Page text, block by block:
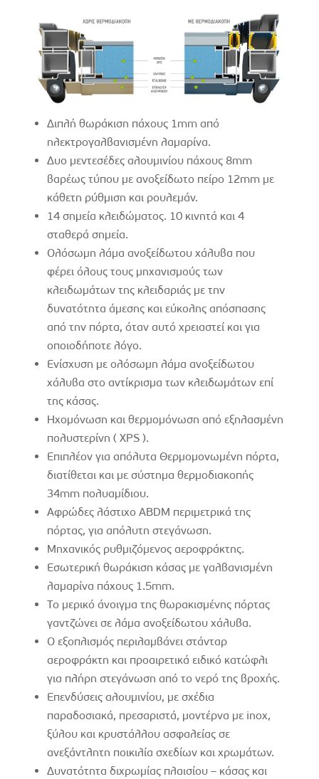
Διπλή θωράκιση πάχους 1mm από
ηλεκτρογαλβανισμένη λαμαρίνα.
Δυο μεντεσέδες αλουμινίου πάχους 8mm
βαρέως τύπου με ανοξείδωτο πείρο 12mm με
κάθετη ρύθμιση και ρουλεμάν.
14 σημεία κλειδώματος. 10 κινητά και 4
σταθερά σημεία.
Ολόσωμη λάμα ανοξείδωτου χάλυβα που
φέρει όλους τους μηχανισμούς των
κλειδωμάτων της κλειδαριάς με την
δυνατότητα άμεσης και εύκολης απόσπασης
από την πόρτα, όταν αυτό χρειαστεί και για
οποιοδήποτε λόγο.
Ενίσχυση με ολόσωμη λάμα ανοξείδωτου
χάλυβα στο αντίκρισμα των κλειδωμάτων επί
της κάσας.
Ηχομόνωση και θερμομόνωση από εξηλασμένη
πολυστερίνη ( XPS ).
Επιπλέον για απόλυτα Θερμομονωμένη πόρτα,
διατίθεται και με σύστημα θερμοδιακοπής
34mm πολυαμίδιου.
Αφρώδες λάστιχο ABDM περιμετρικά της
πόρτας, για απόλυτη στεγάνωση.
Μηχανικός ρυθμιζόμενος αεροφράκτης.
Εσωτερική θωράκιση κάσας με γαλβανισμένη
λαμαρίνα πάχους 1.5mm.
Το μερικό άνοιγμα της θωρακισμένης πόρτας
γαντζώνει σε λάμα ανοξείδωτου χάλυβα.
Ο εξοπλισμός περιλαμβάνει στάνταρ
αεροφράκτη και προαιρετικά ειδικό κατώφλι
για πλήρη στεγάνωση από το νερό της βροχής.
Επενδύσεις αλουμινίου, με σχέδια
παραδοσιακά, πρεσαριστά, μοντέρνα με inox,
ξύλου και κρυστάλλου ασφαλείας σε
ανεξάντλητη ποικιλία σχεδίων και χρωμάτων.
Δυνατότητα διχρωμίας πλαισίου – κάσας και